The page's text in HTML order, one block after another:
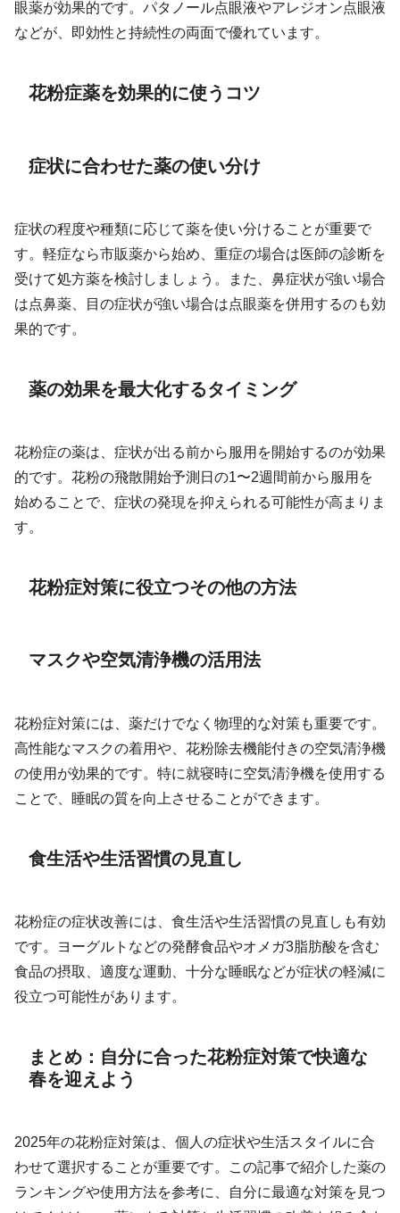
眼薬が効果的です。パタノール点眼液やアレジオン点眼液
などが、即効性と持続性の両面で優れています。
花粉症薬を効果的に使うコツ
症状に合わせた薬の使い分け
症状の程度や種類に応じて薬を使い分けることが重要で
す。軽症なら市販薬から始め、重症の場合は医師の診断を
受けて処方薬を検討しましょう。また、鼻症状が強い場合
は点鼻薬、目の症状が強い場合は点眼薬を併用するのも効
果的です。
薬の効果を最大化するタイミング
花粉症の薬は、症状が出る前から服用を開始するのが効果
的です。花粉の飛散開始予測日の1〜2週間前から服用を
始めることで、症状の発現を抑えられる可能性が高まりま
す。
花粉症対策に役立つその他の方法
マスクや空気清浄機の活用法
花粉症対策には、薬だけでなく物理的な対策も重要です。
高性能なマスクの着用や、花粉除去機能付きの空気清浄機
の使用が効果的です。特に就寝時に空気清浄機を使用する
ことで、睡眠の質を向上させることができます。
食生活や生活習慣の見直し
花粉症の症状改善には、食生活や生活習慣の見直しも有効
です。ヨーグルトなどの発酵食品やオメガ3脂肪酸を含む
食品の摂取、適度な運動、十分な睡眠などが症状の軽減に
役立つ可能性があります。
まとめ：自分に合った花粉症対策で快適な
春を迎えよう
2025年の花粉症対策は、個人の症状や生活スタイルに合
わせて選択することが重要です。この記事で紹介した薬の
ランキングや使用方法を参考に、自分に最適な対策を見つ